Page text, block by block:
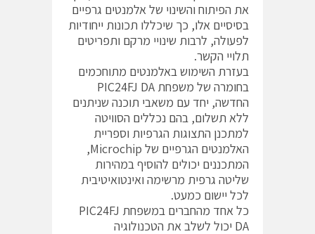
את הפיתוח והשינוי של אלמנטים גרפיים
בסיסיים אלו, כך שיכללו תכונות ייחודיות
לפעולה, לרבות שינויי מרקם ותפריטים
תלויי הקשר.
בעזרת השימוש באלמנטים מתוחכמים
בחומרה של משפחת PIC24FJ DA
החדשה, יחד עם משאבי תוכנה שניתנים
ללא תשלום, בהם נכללים הסוויטה
למתכנן התצוגות הגרפיות וספריית
האלמנטים הגרפיים של Microchip,
המתכננים יכולים להוסיף במהירות
שליטה גרפית מרשימה ואינטואיטיבית
לכל יישום כמעט.
כל אחד מהחברים במשפחת PIC24FJ
DA יכול לשלב את הטכנולוגיה